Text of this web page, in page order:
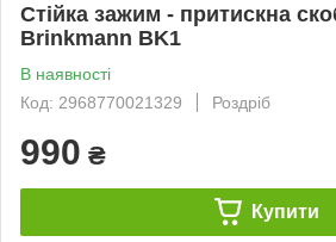
Стійка зажим - притискна
Brinkmann BK1
В наявності
Код: 2968770021329
Роздріб
990 ₴
Купити